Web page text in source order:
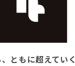
ともに超えていく